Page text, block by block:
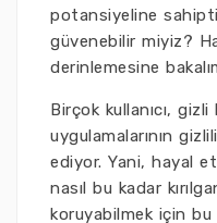
potansiyeline
güvenebilir miyiz?
derinlemesine
Birçok kullanıcı,
uygulamalarının
ediyor. Yani, hayal
nasıl bu kadar
koruyabilmek için bu